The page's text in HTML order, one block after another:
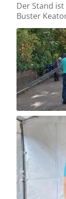
Der Stand
Buster